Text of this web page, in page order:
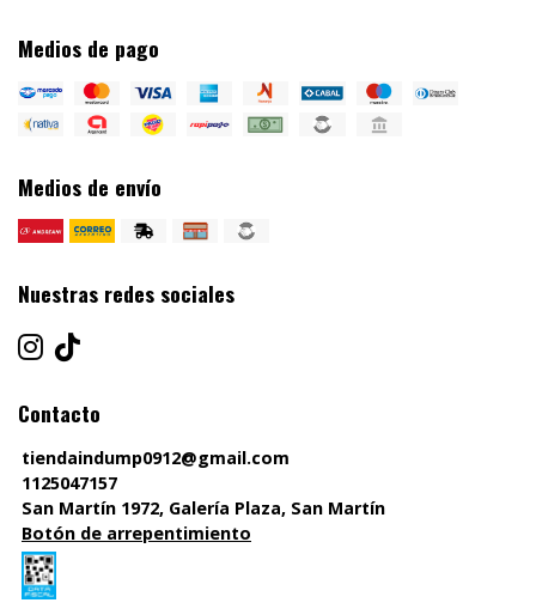
Medios de pago
Medios de envío
Nuestras redes sociales
Contacto
tiendaindump0912@gmail.com
1125047157
San Martín 1972, Galería Plaza, San Martín
Botón de arrepentimiento